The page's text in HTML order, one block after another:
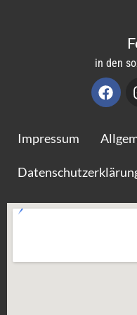
in den
Impressum